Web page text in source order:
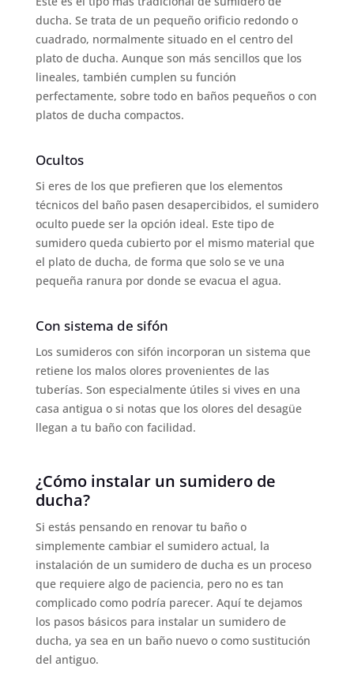
ducha. Se trata de un pequeño orificio redondo o
cuadrado, normalmente situado en el centro del
plato de ducha. Aunque son más sencillos que los
lineales, también cumplen su función
perfectamente, sobre todo en baños pequeños o con
platos de ducha compactos.
Ocultos
Si eres de los que prefieren que los elementos
técnicos del baño pasen desapercibidos, el sumidero
oculto puede ser la opción ideal. Este tipo de
sumidero queda cubierto por el mismo material que
el plato de ducha, de forma que solo se ve una
pequeña ranura por donde se evacua el agua.
Con sistema de sifón
Los sumideros con sifón incorporan un sistema que
retiene los malos olores provenientes de las
tuberías. Son especialmente útiles si vives en una
casa antigua o si notas que los olores del desagüe
llegan a tu baño con facilidad.
¿Cómo instalar un sumidero de
ducha?
Si estás pensando en renovar tu baño o
simplemente cambiar el sumidero actual, la
instalación de un sumidero de ducha es un proceso
que requiere algo de paciencia, pero no es tan
complicado como podría parecer. Aquí te dejamos
los pasos básicos para instalar un sumidero de
ducha, ya sea en un baño nuevo o como sustitución
del antiguo.